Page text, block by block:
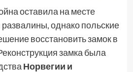
оставила на месте
однако польские
восстановить замок в
замка была
Норвегии и